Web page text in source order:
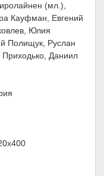
(мл.),
Кауфман, Евгений
Юлия
Полищук, Руслан
Даниил